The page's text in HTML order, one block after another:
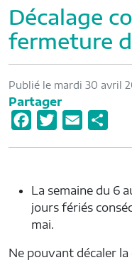
Décalage
fermeture
Publié le mardi 30 avril
Partager
b
o
k
t
l
a
r
La semaine du 6
jours fériés
mai.
Ne pouvant décaler